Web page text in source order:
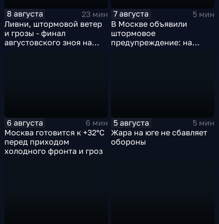
8 августа
23 мин
Ливни, штормовой ветер
и грозы - финал
августовского зноя на
7 августа
5 мин
В Москве объявили
штормовое
предупреждение: на
6 августа
6 мин
Москва готовится к +32°C
перед приходом
холодного фронта и гроз
5 августа
5 мин
Жара на юге не сбавляет
обороны